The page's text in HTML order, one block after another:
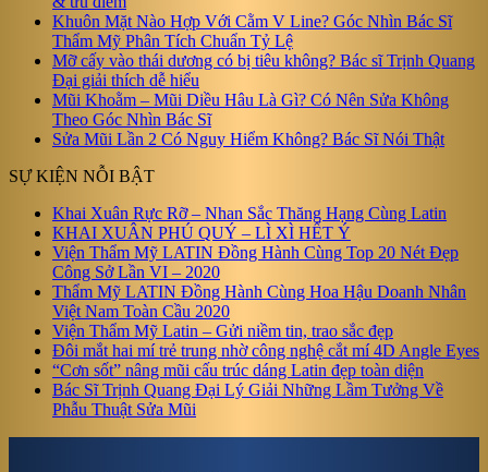
Khuôn Mặt Nào Hợp Với Cằm V Line? Góc Nhìn Bác Sĩ
Thẩm Mỹ Phân Tích Chuẩn Tỷ Lệ
Mỡ cấy vào thái dương có bị tiêu không? Bác sĩ Trịnh Quang
Đại giải thích dễ hiểu
Mũi Khoằm – Mũi Diều Hâu Là Gì? Có Nên Sửa Không
Theo Góc Nhìn Bác Sĩ
Sửa Mũi Lần 2 Có Nguy Hiểm Không? Bác Sĩ Nói Thật
SỰ KIỆN NỖI BẬT
Khai Xuân Rực Rỡ – Nhan Sắc Thăng Hạng Cùng Latin
KHAI XUÂN PHÚ QUÝ – LÌ XÌ HẾT Ý
Viện Thẩm Mỹ LATIN Đồng Hành Cùng Top 20 Nét Đẹp
Công Sở Lần VI – 2020
Thẩm Mỹ LATIN Đồng Hành Cùng Hoa Hậu Doanh Nhân
Việt Nam Toàn Cầu 2020
Viện Thẩm Mỹ Latin – Gửi niềm tin, trao sắc đẹp
Đôi mắt hai mí trẻ trung nhờ công nghệ cắt mí 4D Angle Eyes
“Cơn sốt” nâng mũi cấu trúc dáng Latin đẹp toàn diện
Bác Sĩ Trịnh Quang Đại Lý Giải Những Lầm Tưởng Về
Phẫu Thuật Sửa Mũi